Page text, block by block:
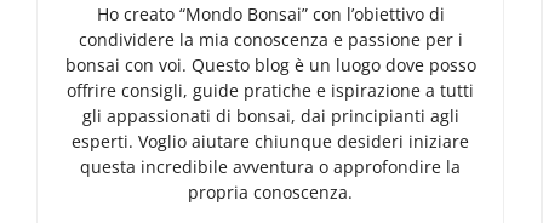
Ho creato “Mondo Bonsai” con l’obiettivo di
condividere la mia conoscenza e passione per i
bonsai con voi. Questo blog è un luogo dove posso
offrire consigli, guide pratiche e ispirazione a tutti
gli appassionati di bonsai, dai principianti agli
esperti. Voglio aiutare chiunque desideri iniziare
questa incredibile avventura o approfondire la
propria conoscenza.